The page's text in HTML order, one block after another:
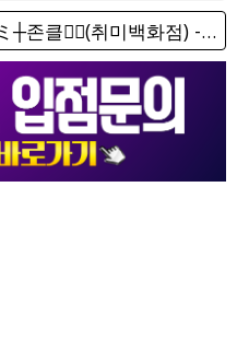
┼ミ존클올레이디방.comミ┼존클❤️‍🔥(취미백화점) - 단톡방